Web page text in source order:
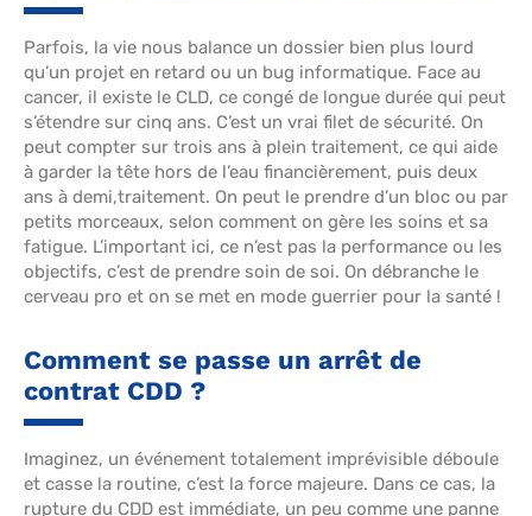
Parfois, la vie nous balance un dossier bien plus lourd
qu’un projet en retard ou un bug informatique. Face au
cancer, il existe le CLD, ce congé de longue durée qui peut
s’étendre sur cinq ans. C’est un vrai filet de sécurité. On
peut compter sur trois ans à plein traitement, ce qui aide
à garder la tête hors de l’eau financièrement, puis deux
ans à demi,traitement. On peut le prendre d’un bloc ou par
petits morceaux, selon comment on gère les soins et sa
fatigue. L’important ici, ce n’est pas la performance ou les
objectifs, c’est de prendre soin de soi. On débranche le
cerveau pro et on se met en mode guerrier pour la santé !
Comment se passe un arrêt de
contrat CDD ?
Imaginez, un événement totalement imprévisible déboule
et casse la routine, c’est la force majeure. Dans ce cas, la
rupture du CDD est immédiate, un peu comme une panne